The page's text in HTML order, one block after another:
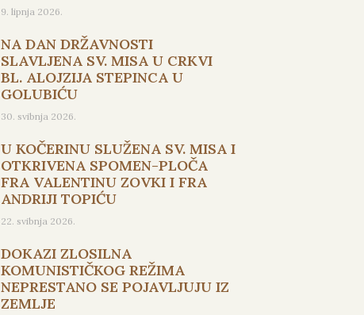
9. lipnja 2026.
NA DAN DRŽAVNOSTI
SLAVLJENA SV. MISA U CRKVI
BL. ALOJZIJA STEPINCA U
GOLUBIĆU
30. svibnja 2026.
U KOČERINU SLUŽENA SV. MISA I
OTKRIVENA SPOMEN-PLOČA
FRA VALENTINU ZOVKI I FRA
ANDRIJI TOPIĆU
22. svibnja 2026.
DOKAZI ZLOSILNA
KOMUNISTIČKOG REŽIMA
NEPRESTANO SE POJAVLJUJU IZ
ZEMLJE